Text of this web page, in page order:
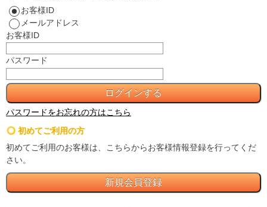
お客様ID
メールアドレス
お客様ID
パスワード
パスワードをお忘れの方はこちら
初めてご利用の方
初めてご利用のお客様は、こちらからお客様情報登録を行ってくだ
さい。